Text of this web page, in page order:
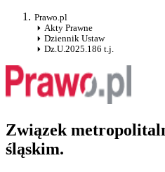
Prawo.pl
Akty Prawne
Dziennik Ustaw
Dz.U.2025.186 t.j.
Związek
śląskim.